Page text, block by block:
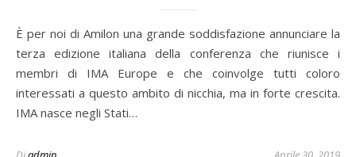
È per noi di Amilon una grande soddisfazione annunciare la
terza edizione italiana della conferenza che riunisce i
membri di IMA Europe e che coinvolge tutti coloro
interessati a questo ambito di nicchia, ma in forte crescita.
IMA nasce negli Stati…